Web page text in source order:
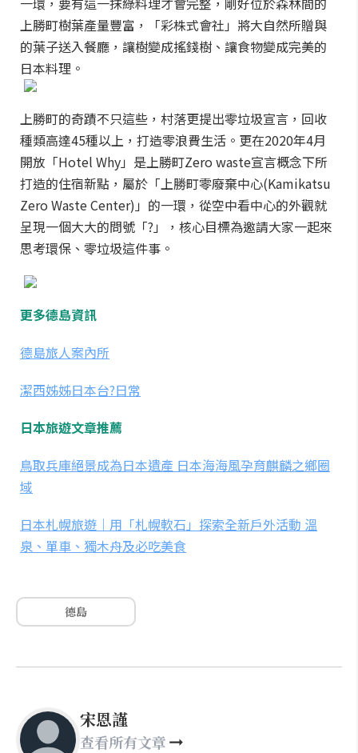
上勝町樹葉產量豐富，「彩株式會社」將大自然所贈與
的葉子送入餐廳，讓樹變成搖錢樹、讓食物變成完美的
日本料理。
上勝町的奇蹟不只這些，村落更提出零垃圾宣言，回收
種類高達45種以上，打造零浪費生活。更在2020年4月
開放「Hotel Why」是上勝町Zero waste宣言概念下所
打造的住宿新點，屬於「上勝町零廢棄中心(Kamikatsu
Zero Waste Center)」的一環，從空中看中心的外觀就
呈現一個大大的問號「?」，核心目標為邀請大家一起來
思考環保、零垃圾這件事。
更多德島資訊
德島旅人案內所
潔西姊姊日本台?日常
日本旅遊文章推薦
鳥取兵庫絕景成為日本遺產 日本海海風孕育麒麟之鄉圈
域
日本札幌旅遊｜用「札幌軟石」探索全新戶外活動 溫
泉、單車、獨木舟及必吃美食
德島
宋恩謹
查看所有文章